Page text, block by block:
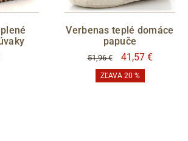
Verbenas teplé domáce
papuče
51,96 € 41,57 €
ZĽAVA 20 %